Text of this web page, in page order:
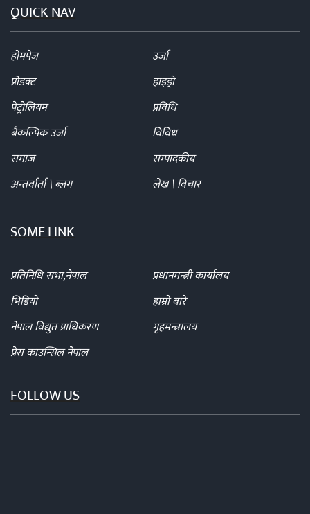
QUICK NAV
होमपेज
उर्जा
प्रोडक्ट
हाइड्रो
पेट्रोलियम
प्रविधि
बैकल्पिक उर्जा
विविध
समाज
सम्पादकीय
अन्तर्वार्ता \ ब्लग
लेख \ विचार
SOME LINK
प्रतिनिधि सभा,नेपाल
प्रधानमन्त्री कार्यालय
भिडियो
हाम्रो बारे
नेपाल विद्युत प्राधिकरण
गृहमन्त्रालय
प्रेस काउन्सिल नेपाल
FOLLOW US